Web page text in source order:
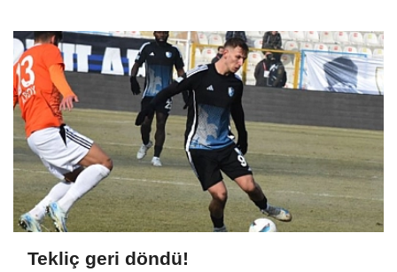
Tekliç geri döndü!